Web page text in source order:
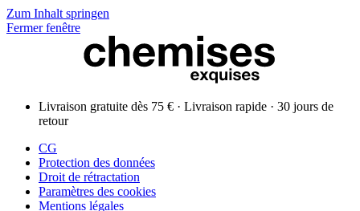
Zum Inhalt springen
Fermer fenêtre
Livraison gratuite dès 75 € · Livraison rapide · 30 jours de
retour
CG
Protection des données
Droit de rétractation
Paramètres des cookies
Mentions légales